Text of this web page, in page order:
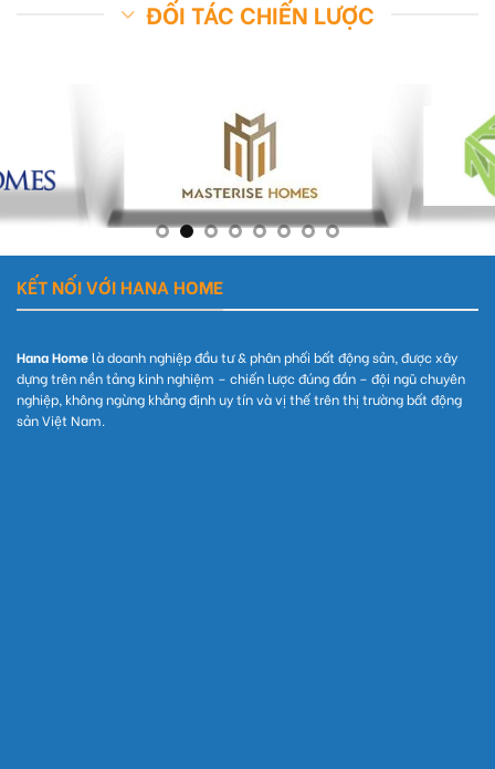
ĐỐI TÁC CHIẾN LƯỢC
KẾT NỐI VỚI HANA HOME
Hana Home là doanh nghiệp đầu tư & phân phối bất động sản, được xây
dựng trên nền tảng kinh nghiệm – chiến lược đúng đắn – đội ngũ chuyên
nghiệp, không ngừng khẳng định uy tín và vị thế trên thị trường bất động
sản Việt Nam.